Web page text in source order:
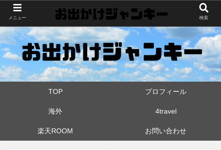
世界中・日本中を旅したおでかけ狂なパパが埼玉県と近県の公園やお出かけス
ポットを攻めています！たまに登山も
TOP プロフィール
海外 4travel
楽天ROOM お問い合わせ
メニュー 検索